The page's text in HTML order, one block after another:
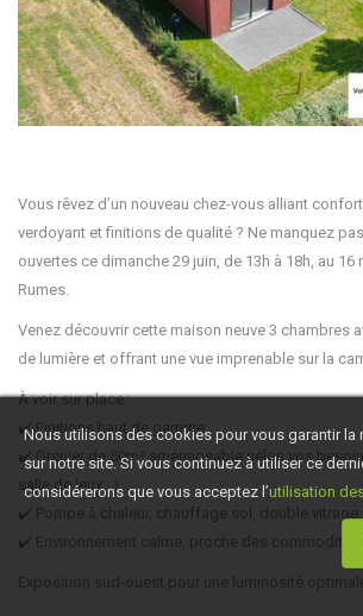
Vous rêvez d’un nouveau chez-vous alliant
verdoyant et finitions de qualité ? Ne manquez
ouvertes ce dimanche 29 juin, de 13h à 18h, au 16
Rumes.
Venez découvrir cette maison neuve 3 chambres
de lumière et offrant une vue imprenable sur la
À voir sur place :
✔️ Finitions haut de gamme
✔️ Grenier de 50m² aménageable selon vos
salle de jeux…)
✔️ Pompe à chaleur, chauffage sol, double vitrage
✔️ Environnement calme, proche des commodités
Exposition sud-ouest pour une luminosité
Nous utilisons des cookies pour vous garantir la
sur notre site. Si vous continuez à utiliser ce
considérerons que vous acceptez l’utilisation